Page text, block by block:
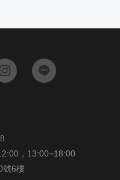
，13:00~18:00
號6樓